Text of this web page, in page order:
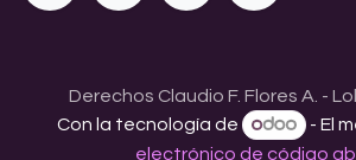
Derechos Claudio F. Flores A. -
Con la tecnología de
- El
electrónico de código